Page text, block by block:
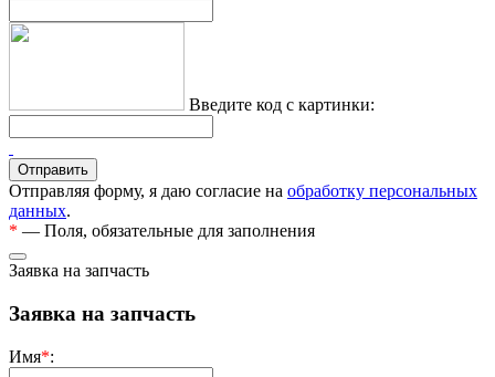
Введите код с картинки:
Отправляя форму, я даю согласие на обработку персональных
данных.
* — Поля, обязательные для заполнения
Заявка на запчасть
Заявка на запчасть
Имя*: